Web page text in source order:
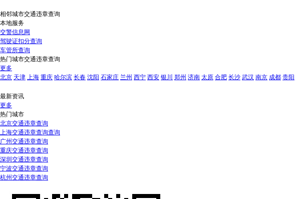
相邻城市交通违章查询
本地服务
交警信息网
驾驶证扣分查询
车管所查询
热门城市交通违章查询
更多
北京 天津 上海 重庆 哈尔滨 长春 沈阳 石家庄 兰州 西宁 西安 银川 郑州 济南 太原 合肥 长沙 武汉 南京 成都 贵阳
最新资讯
更多
热门城市
北京交通违章查询
上海交通违章查询查询
广州交通违章查询
重庆交通违章查询
深圳交通违章查询
宁波交通违章查询
杭州交通违章查询